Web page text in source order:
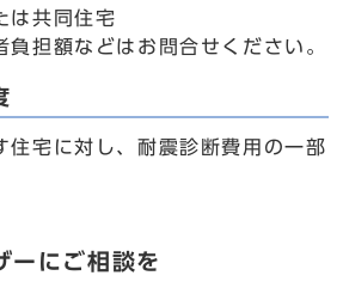
は共同住宅
担額などはお問合せください。
住宅に対し、耐震診断費用の一部
ーにご相談を